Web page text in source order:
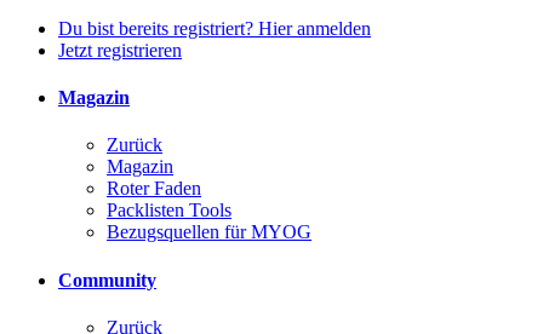
Du bist bereits registriert? Hier anmelden
Jetzt registrieren
Magazin
Zurück
Magazin
Roter Faden
Packlisten Tools
Bezugsquellen für MYOG
Community
Zurück